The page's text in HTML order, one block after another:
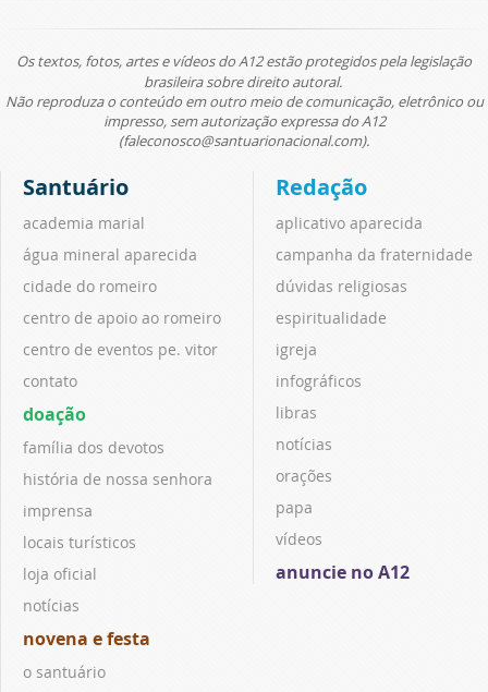
Os textos, fotos, artes e vídeos do A12 estão protegidos pela legislação
brasileira sobre direito autoral.
Não reproduza o conteúdo em outro meio de comunicação, eletrônico ou
impresso, sem autorização expressa do A12
(faleconosco@santuarionacional.com).
Santuário
academia marial
água mineral aparecida
cidade do romeiro
centro de apoio ao romeiro
centro de eventos pe. vitor
contato
doação
família dos devotos
história de nossa senhora
imprensa
locais turísticos
loja oficial
notícias
novena e festa
o santuário
Redação
aplicativo aparecida
campanha da fraternidade
dúvidas religiosas
espiritualidade
igreja
infográficos
libras
notícias
orações
papa
vídeos
anuncie no A12